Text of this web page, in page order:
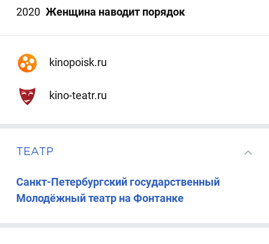
2020 Женщина наводит порядок
kinopoisk.ru
kino-teatr.ru
ТЕАТР
Санкт-Петербургский государственный
Молодёжный театр на Фонтанке